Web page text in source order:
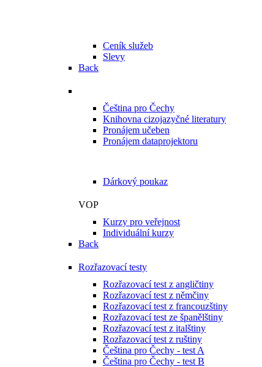
Ceník služeb
Slevy
Back
Čeština pro Čechy
Knihovna cizojazyčné literatury
Pronájem učeben
Pronájem dataprojektoru
Dárkový poukaz
VOP
Kurzy pro veřejnost
Individuální kurzy
Back
Rozřazovací testy
Rozřazovací test z angličtiny
Rozřazovací test z němčiny
Rozřazovací test z francouzštiny
Rozřazovací test ze španělštiny
Rozřazovací test z italštiny
Rozřazovací test z ruštiny
Čeština pro Čechy - test A
Čeština pro Čechy - test B